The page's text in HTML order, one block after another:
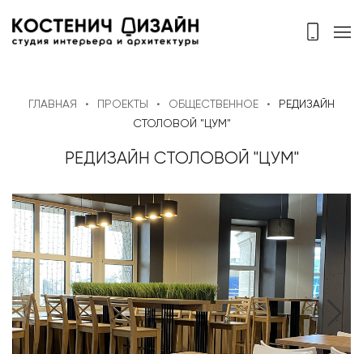
ГЛАВНАЯ ПРОЕКТЫ ОБЩЕСТВЕННОЕ
РЕДИЗАЙН
СТОЛОВОЙ "ЦУМ"
РЕДИЗАЙН СТОЛОВОЙ "ЦУМ"